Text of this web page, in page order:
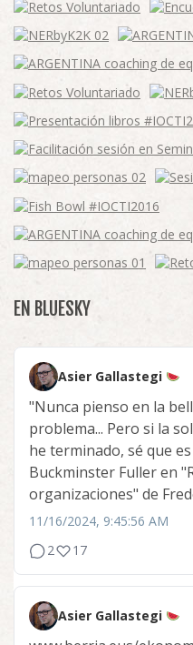
EN BLUESKY
Asier Gallastegi
"Nunca pienso en la
problema... Pero si la
he terminado, sé que
Buckminster Fuller en
organizaciones" de
11/16/2024, 9:45:56 AM
2
17
Asier Gallastegi